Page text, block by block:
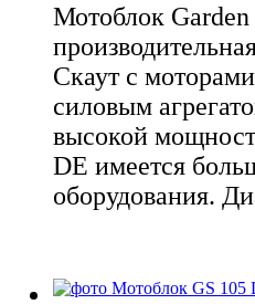
Мотоблок Garden
Скаут с
силовым
высокой
DE имеется
оборудования.